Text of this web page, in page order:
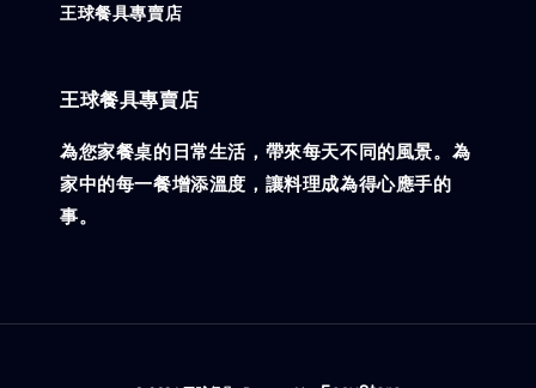
王球餐具專賣店
王球餐具專賣店
為您家餐桌的日常生活，帶來每天不同的風景。為
家中的每一餐增添溫度，讓料理成為得心應手的
事。